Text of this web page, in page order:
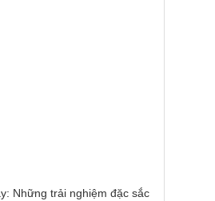
Những trải nghiệm đặc sắc